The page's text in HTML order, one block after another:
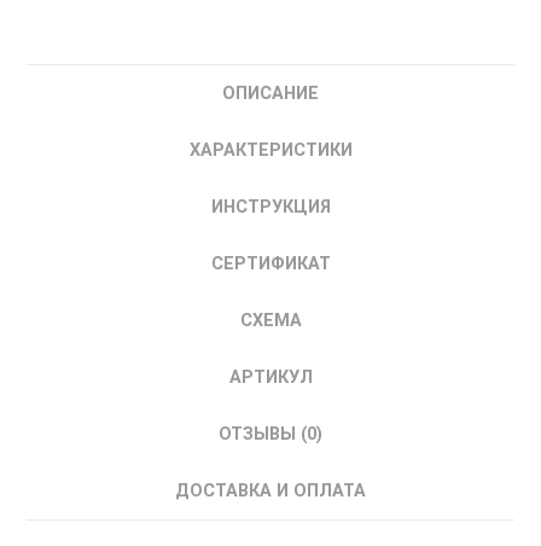
ОПИСАНИЕ
ХАРАКТЕРИСТИКИ
ИНСТРУКЦИЯ
СЕРТИФИКАТ
СХЕМА
АРТИКУЛ
ОТЗЫВЫ (0)
ДОСТАВКА И ОПЛАТА